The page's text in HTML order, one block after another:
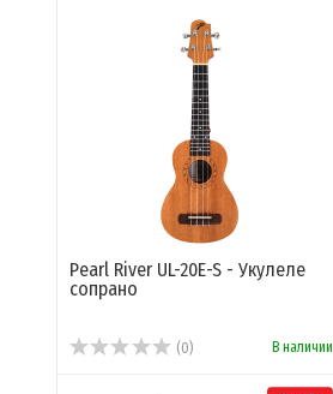
Pearl River UL-20E-S - Укулеле
сопрано
(0) В наличии